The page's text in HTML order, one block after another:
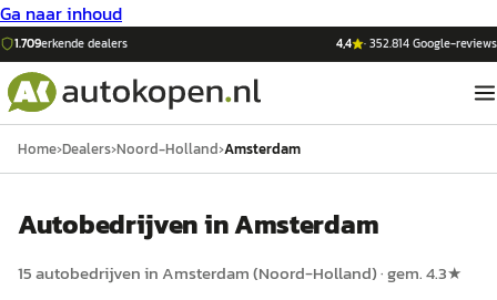
Ga naar inhoud
1.709erkende dealers 4,4 ·352.814Google-reviews
Home›Dealers›Noord-Holland›Amsterdam
Autobedrijven inAmsterdam
15autobedrijven in Amsterdam(Noord-Holland)· gem.4.3★